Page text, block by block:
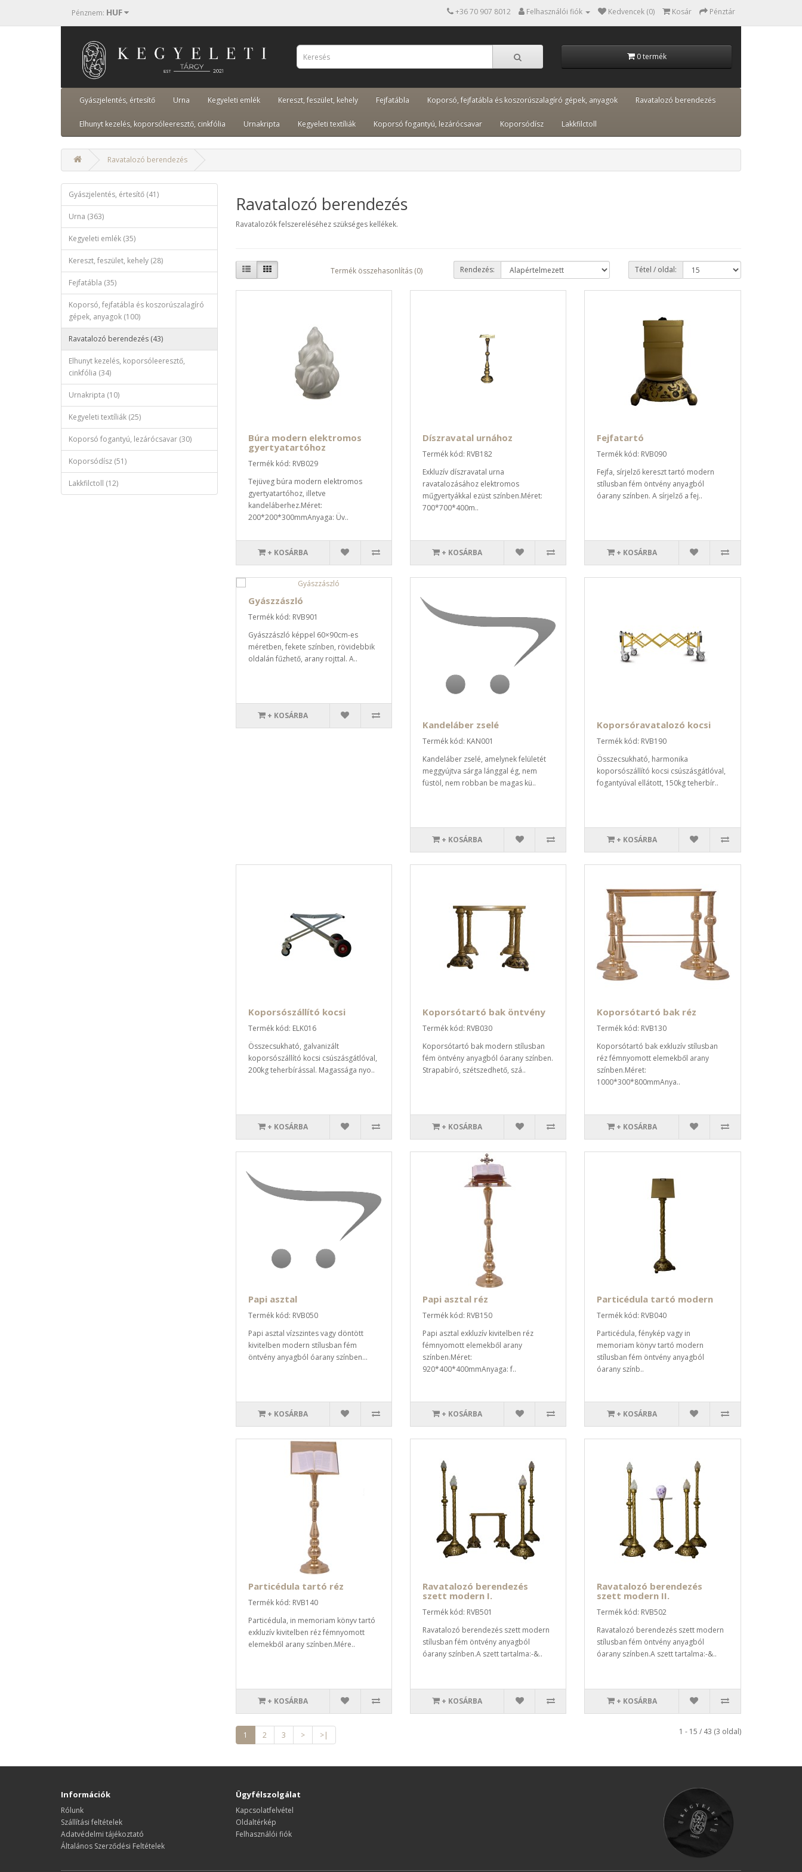
Pénznem: HUF +36 70 907 8012 Felhasználói fiók Kedvencek (0) Kosár Pénztár
0 termék
Gyászjelentés, értesítő Urna Kegyeleti emlék Kereszt, feszület, kehely Fejfatábla Koporsó, fejfatábla és koszorúszalagíró gépek, anyagok Ravatalozó berendezés
Elhunyt kezelés, koporsóleeresztő, cinkfólia Urnakripta Kegyeleti textíliák Koporsó fogantyú, lezárócsavar Koporsódísz Lakkfilctoll
Ravatalozó berendezés
Gyászjelentés, értesítő (41)
Urna (363)
Kegyeleti emlék (35)
Kereszt, feszület, kehely (28)
Fejfatábla (35)
Koporsó, fejfatábla és koszorúszalagíró
gépek, anyagok (100)
Ravatalozó berendezés (43)
Elhunyt kezelés, koporsóleeresztő,
cinkfólia (34)
Urnakripta (10)
Kegyeleti textíliák (25)
Koporsó fogantyú, lezárócsavar (30)
Koporsódísz (51)
Lakkfilctoll (12)
Ravatalozó berendezés
Ravatalozók felszereléséhez szükséges kellékek.
Termék összehasonlítás (0) Rendezés: Tétel / oldal:
Búra modern elektromos
gyertyatartóhoz
Termék kód: RVB029
Tejüveg búra modern elektromos
gyertyatartóhoz, illetve
kandeláberhez.Méret:
200*200*300mmAnyaga: Üv..
+ KOSÁRBA
Díszravatal urnához
Termék kód: RVB182
Exkluzív díszravatal urna
ravatalozásához elektromos
műgyertyákkal ezüst színben.Méret:
700*700*400m..
+ KOSÁRBA
Fejfatartó
Termék kód: RVB090
Fejfa, sírjelző kereszt tartó modern
stílusban fém öntvény anyagból
óarany színben. A sírjelző a fej..
+ KOSÁRBA
Gyászzászló
Termék kód: RVB901
Gyászzászló képpel 60×90cm-es
méretben, fekete színben, rövidebbik
oldalán fűzhető, arany rojttal. A..
+ KOSÁRBA
Kandeláber zselé
Termék kód: KAN001
Kandeláber zselé, amelynek felületét
meggyújtva sárga lánggal ég, nem
füstöl, nem robban be magas kü..
+ KOSÁRBA
Koporsóravatalozó kocsi
Termék kód: RVB190
Összecsukható, harmonika
koporsószállító kocsi csúszásgátlóval,
fogantyúval ellátott, 150kg teherbír..
+ KOSÁRBA
Koporsószállító kocsi
Termék kód: ELK016
Összecsukható, galvanizált
koporsószállító kocsi csúszásgátlóval,
200kg teherbírással. Magassága nyo..
+ KOSÁRBA
Koporsótartó bak öntvény
Termék kód: RVB030
Koporsótartó bak modern stílusban
fém öntvény anyagból óarany színben.
Strapabíró, szétszedhető, szá..
+ KOSÁRBA
Koporsótartó bak réz
Termék kód: RVB130
Koporsótartó bak exkluzív stílusban
réz fémnyomott elemekből arany
színben.Méret:
1000*300*800mmAnya..
+ KOSÁRBA
Papi asztal
Termék kód: RVB050
Papi asztal vízszintes vagy döntött
kivitelben modern stílusban fém
öntvény anyagból óarany színben...
+ KOSÁRBA
Papi asztal réz
Termék kód: RVB150
Papi asztal exkluzív kivitelben réz
fémnyomott elemekből arany
színben.Méret:
920*400*400mmAnyaga: f..
+ KOSÁRBA
Particédula tartó modern
Termék kód: RVB040
Particédula, fénykép vagy in
memoriam könyv tartó modern
stílusban fém öntvény anyagból
óarany színb..
+ KOSÁRBA
Particédula tartó réz
Termék kód: RVB140
Particédula, in memoriam könyv tartó
exkluzív kivitelben réz fémnyomott
elemekből arany színben.Mére..
+ KOSÁRBA
Ravatalozó berendezés
szett modern I.
Termék kód: RVB501
Ravatalozó berendezés szett modern
stílusban fém öntvény anyagból
óarany színben.A szett tartalma:-&..
+ KOSÁRBA
Ravatalozó berendezés
szett modern II.
Termék kód: RVB502
Ravatalozó berendezés szett modern
stílusban fém öntvény anyagból
óarany színben.A szett tartalma:-&..
+ KOSÁRBA
1 2 3 > >| 1 - 15 / 43 (3 oldal)
Információk
Rólunk
Szállítási feltételek
Adatvédelmi tájékoztató
Általános Szerződési Feltételek
Ügyfélszolgálat
Kapcsolatfelvétel
Oldaltérkép
Felhasználói fiók